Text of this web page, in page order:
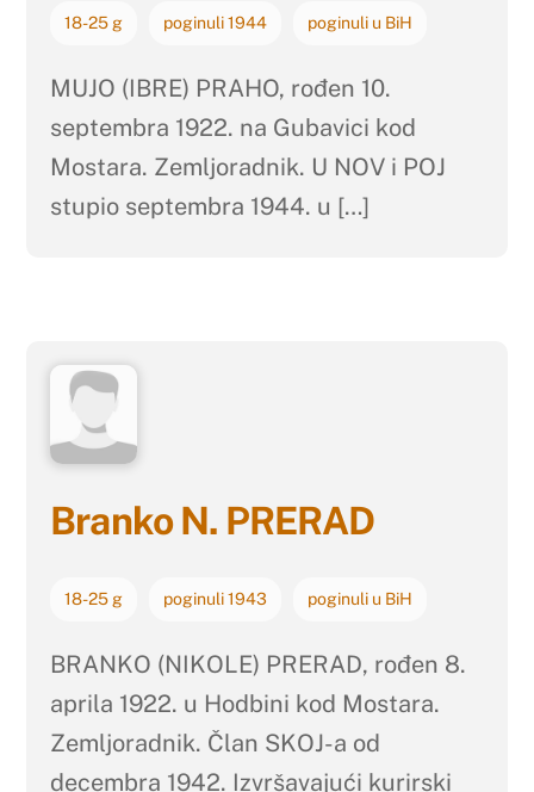
18-25 g poginuli 1944 poginuli u BiH
MUJO (IBRE) PRAHO, rođen 10.
septembra 1922. na Gubavici kod
Mostara. Zemljoradnik. U NOV i POJ
stupio septembra 1944. u […]
Branko N. PRERAD
18-25 g poginuli 1943 poginuli u BiH
BRANKO (NIKOLE) PRERAD, rođen 8.
aprila 1922. u Hodbini kod Mostara.
Zemljoradnik. Član SKOJ-a od
decembra 1942. Izvršavajući kurirski